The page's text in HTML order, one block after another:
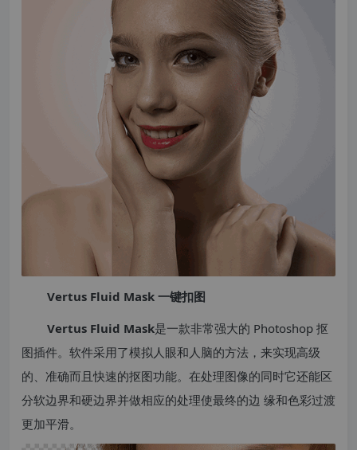
Vertus Fluid Mask 一键扣图
Vertus Fluid Mask是一款非常强大的 Photoshop 抠
图插件。软件采用了模拟人眼和人脑的方法，来实现高级
的、准确而且快速的抠图功能。在处理图像的同时它还能区
分软边界和硬边界并做相应的处理使最终的边 缘和色彩过渡
更加平滑。